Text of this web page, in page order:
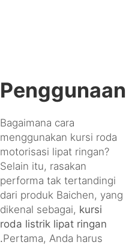
Penggunaan
Bagaimana cara
menggunakan kursi roda
motorisasi lipat ringan?
Selain itu, rasakan
performa tak tertandingi
dari produk Baichen, yang
dikenal sebagai, kursi
roda listrik lipat ringan
.Pertama, Anda harus